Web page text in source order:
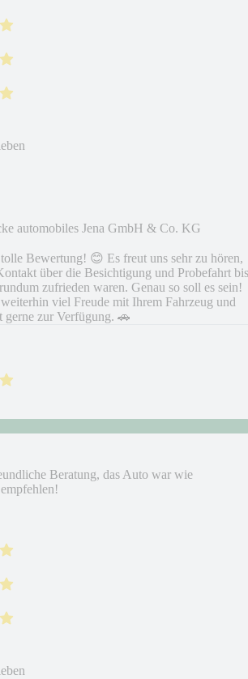
automobiles Jena GmbH & Co. KG
Bewertung! 😊 Es freut uns sehr zu hören,
über die Besichtigung und Probefahrt bis
zufrieden waren. Genau so soll es sein!
viel Freude mit Ihrem Fahrzeug und
gerne zur Verfügung. 🚗
Beratung, das Auto war wie